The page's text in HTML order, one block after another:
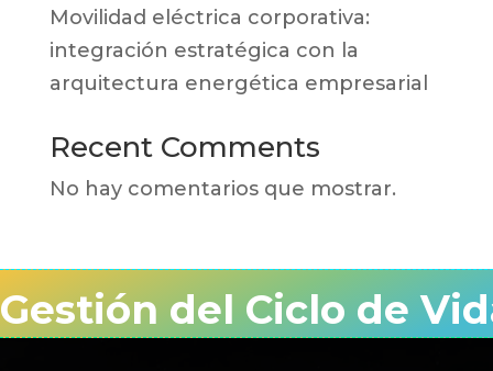
Movilidad eléctrica corporativa:
integración estratégica con la
arquitectura energética empresarial
Recent Comments
No hay comentarios que mostrar.
Gestión del Ciclo de